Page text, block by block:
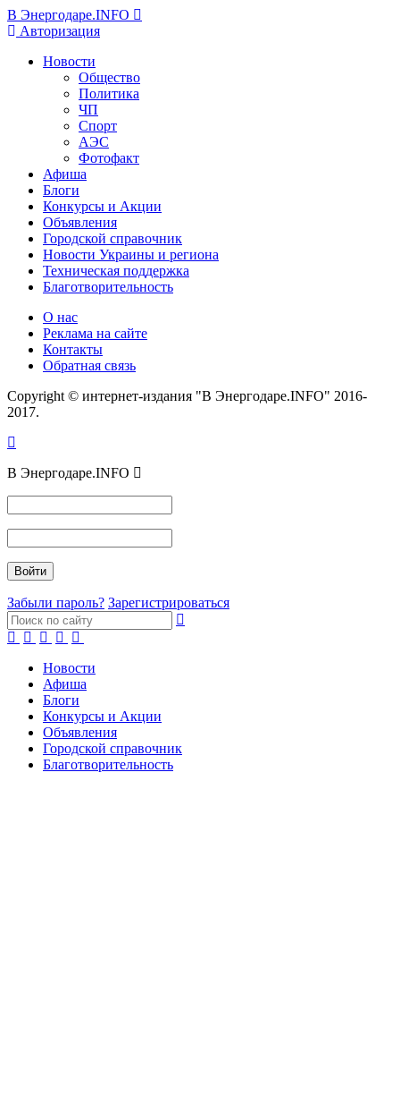
В Энергодаре.INFO
Авторизация
Новости
Общество
Политика
ЧП
Спорт
АЭС
Фотофакт
Афиша
Блоги
Конкурсы и Акции
Объявления
Городской справочник
Новости Украины и региона
Техническая поддержка
Благотворительность
О нас
Реклама на сайте
Контакты
Обратная связь
Copyright © интернет-издания "В Энергодаре.INFO" 2016-
2017.
В Энергодаре.INFO
Забыли пароль? Зарегистрироваться
Новости
Афиша
Блоги
Конкурсы и Акции
Объявления
Городской справочник
Благотворительность